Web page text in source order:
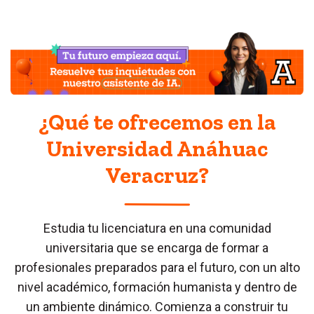
Química
Tecnologías de la Información y Negocios
Digitales
Logística Internacional
¿Qué te ofrecemos en la
Universidad Anáhuac
Veracruz?
Estudia tu licenciatura en una comunidad
universitaria que se encarga de formar a
profesionales preparados para el futuro, con un alto
nivel académico, formación humanista y dentro de
un ambiente dinámico. Comienza a construir tu